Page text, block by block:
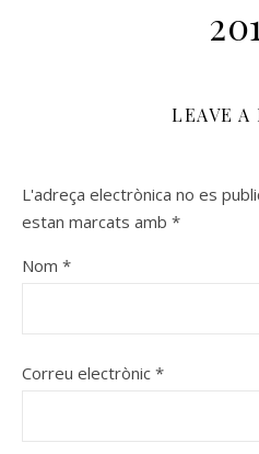
LEAVE A
L'adreça electrònica no es
estan marcats amb *
Nom *
Correu electrònic *